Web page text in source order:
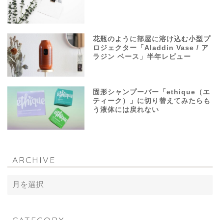
花瓶のように部屋に溶け込む小型プ
ロジェクター「Aladdin Vase / ア
ラジン ベース」半年レビュー
固形シャンプーバー「ethique（エ
ティーク）」に切り替えてみたらも
う液体には戻れない
ARCHIVE